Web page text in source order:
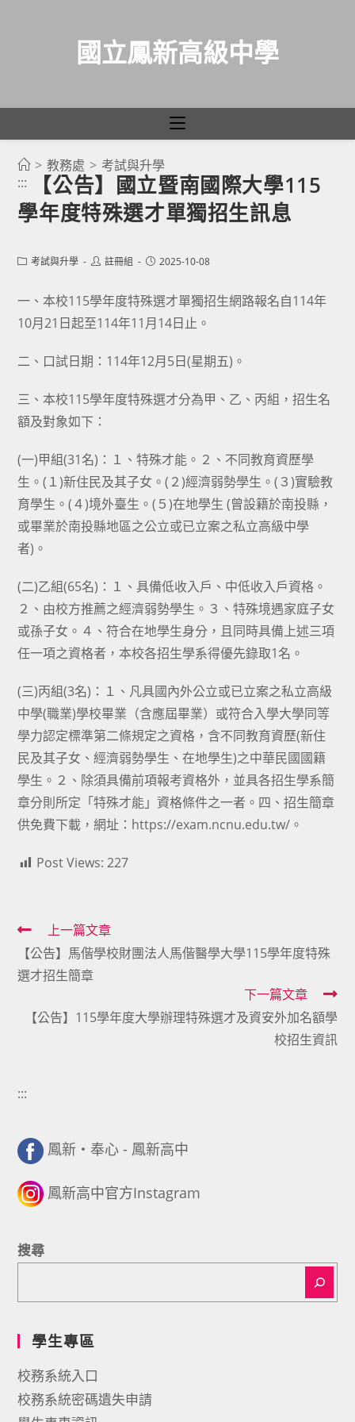
國立鳳新高級中學
> 教務處 > 考試與升學
:::
【公告】國立暨南國際大學115
學年度特殊選才單獨招生訊息
Post考試與升學
Post註冊組
Post2025-10-08
一、本校115學年度特殊選才單獨招生網路報名自114年
10月21日起至114年11月14日止。
二、口試日期：114年12月5日(星期五)。
三、本校115學年度特殊選才分為甲、乙、丙組，招生名
額及對象如下：
(一)甲組(31名)：１、特殊才能。２、不同教育資歷學
生。(１)新住民及其子女。(２)經濟弱勢學生。(３)實驗教
育學生。(４)境外臺生。(５)在地學生 (曾設籍於南投縣，
或畢業於南投縣地區之公立或已立案之私立高級中學
者)。
(二)乙組(65名)：１、具備低收入戶、中低收入戶資格。
２、由校方推薦之經濟弱勢學生。３、特殊境遇家庭子女
或孫子女。４、符合在地學生身分，且同時具備上述三項
任一項之資格者，本校各招生學系得優先錄取1名。
(三)丙組(3名)：１、凡具國內外公立或已立案之私立高級
中學(職業)學校畢業（含應屆畢業）或符合入學大學同等
學力認定標準第二條規定之資格，含不同教育資歷(新住
民及其子女、經濟弱勢學生、在地學生)之中華民國國籍
學生。２、除須具備前項報考資格外，並具各招生學系簡
章分則所定「特殊才能」資格條件之一者。四、招生簡章
供免費下載，網址：https://exam.ncnu.edu.tw/。
Post Views: 227
Read
more
articles
上一篇文章
【公告】馬偕學校財團法人馬偕醫學大學115學年度特殊
選才招生簡章
下一篇文章
【公告】115學年度大學辦理特殊選才及資安外加名額學
校招生資訊
:::
鳳新・奉心 - 鳳新高中
鳳新高中官方Instagram
搜尋
學生專區
校務系統入口
校務系統密碼遺失申請